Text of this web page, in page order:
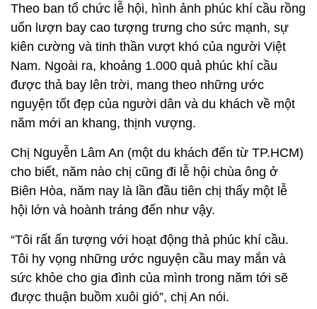
Theo ban tổ chức lễ hội, hình ảnh phúc khí cầu rồng
uốn lượn bay cao tượng trưng cho sức mạnh, sự
kiên cường và tinh thần vượt khó của người Việt
Nam. Ngoài ra, khoảng 1.000 quả phúc khí cầu
được thả bay lên trời, mang theo những ước
nguyện tốt đẹp của người dân và du khách về một
năm mới an khang, thịnh vượng.
Chị Nguyễn Lâm An (một du khách đến từ TP.HCM)
cho biết, năm nào chị cũng đi lễ hội chùa ông ở
Biên Hòa, năm nay là lần đầu tiên chị thấy một lễ
hội lớn và hoành tráng đến như vậy.
“Tôi rất ấn tượng với hoạt động thả phúc khí cầu.
Tôi hy vọng những ước nguyện cầu may mắn và
sức khỏe cho gia đình của mình trong năm tới sẽ
được thuận buồm xuôi gió”, chị An nói.